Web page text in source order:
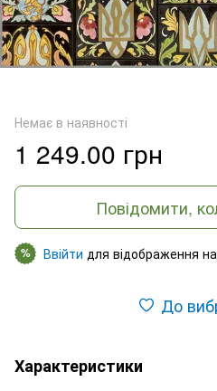
Немає в наявності
1 249.00 грн
Повідомити,
% Ввійти для відображення
До
Характеристики